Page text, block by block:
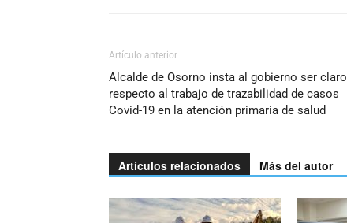
Artículo anterior
Alcalde de Osorno insta al gobierno ser claro
respecto al trabajo de trazabilidad de casos
Covid-19 en la atención primaria de salud
Artículos relacionados Más del autor